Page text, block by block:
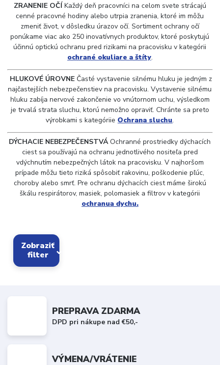
ZRANENIE OČÍKaždý deň pracovníci na celom svete strácajú
cenné pracovné hodiny alebo utrpia zranenia, ktoré im môžu
zmeniť život, v dôsledku úrazov očí. Sortiment ochrany očí
ponúkame viac ako 250 inovatívnych produktov, ktoré poskytujú
účinnú optickú ochranu pred rizikami na pracovisku v kategórii
ochrané okuliare a štíty.
HLUKOVÉ ÚROVNEČasté vystavenie silnému hluku je jedným z
najčastejších nebezpečenstiev na pracovisku. Vystavenie silnému
hluku zabíja nervové zakončenie vo vnútornom uchu, výsledkom
je trvalá strata sluchu, ktorú nemožno opraviť. Chránte sa preto
výrobkami s kategóriie Ochrana sluchu.
DÝCHACIE NEBEZPEČENSTVÁOchranné prostriedky dýchacích
ciest sa používajú na ochranu jednotlivého nositeľa pred
vdýchnutím nebezpečných látok na pracovisku. V najhoršom
prípade môžu tieto riziká spôsobiť rakovinu, poškodenie pľúc,
choroby alebo smrť. Pre ochranu dýchacích ciest máme širokú
škálu respirátorov, masiek, polomasiek a filtrov v kategórii
ochranua dychu.
Zobraziť
filter
PREPRAVA ZDARMA
DPD pri nákupe nad €50,-
VÝMENA/VRÁTENIE